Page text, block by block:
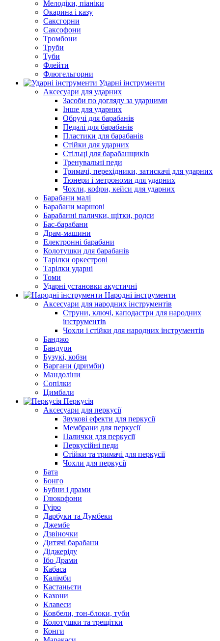
Мелодіки, піаніки
Окарина і казу
Саксгорни
Саксофони
Тромбони
Труби
Туби
Флейти
Флюгельгорни
Ударні інструменти
Аксесуари для ударних
Засоби по догляду за ударними
Інше для ударних
Обручі для барабанів
Педалі для барабанів
Пластики для барабанів
Стійки для ударних
Стільці для барабанщиків
Тренувальні педи
Тримачі, перехідники, затискачі для ударних
Тюнери і метрономи для ударних
Чохли, кофри, кейси для ударних
Барабани малі
Барабани маршові
Барабанні палички, щітки, родси
Бас-барабани
Драм-машини
Електронні барабани
Колотушки для барабанів
Тарілки оркестрові
Тарілки ударні
Томи
Ударні установки акустичні
Народні інструменти
Аксесуари для народних інструментів
Струни, ключі, каподастри для народних
інструментів
Чохли і стійки для народних інструментів
Банджо
Бандури
Бузукі, кобзи
Варгани (дримби)
Мандоліни
Сопілки
Цимбали
Перкусія
Аксесуари для перкусії
Звукові ефекти для перкусії
Мембрани для перкусії
Палички для перкусії
Перкусійні педи
Стійки та тримачі для перкусії
Чохли для перкусії
Бата
Бонго
Бубни і драми
Глюкофони
Гуіро
Дарбуки та Думбеки
Джембе
Дзвіночки
Дитячі барабани
Діджеріду
Ібо Драми
Кабаса
Калімби
Кастаньєти
Кахони
Клавеси
Ковбели, тон-блоки, туби
Колотушки та трещітки
Конги